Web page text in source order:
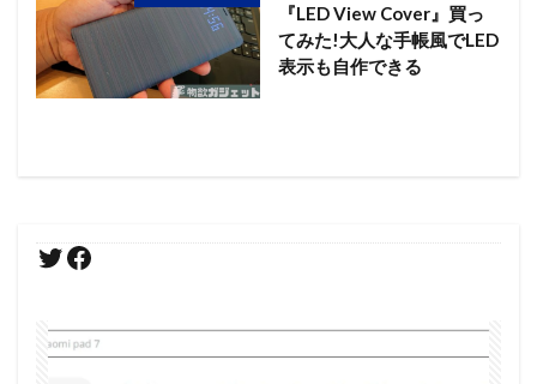
『LED View Cover』買っ
てみた!大人な手帳風でLED
表示も自作できる